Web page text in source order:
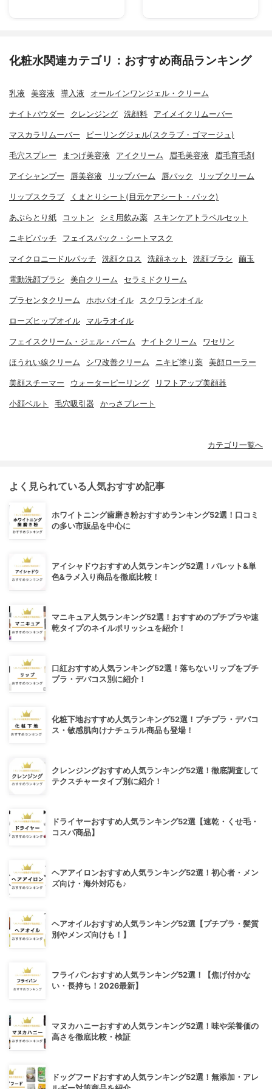
化粧水関連カテゴリ：おすすめ商品ランキング
乳液 美容液 導入液 オールインワンジェル・クリーム
ナイトパウダー クレンジング 洗顔料 アイメイクリムーバー
マスカラリムーバー ピーリングジェル(スクラブ・ゴマージュ)
毛穴スプレー まつげ美容液 アイクリーム 眉毛美容液 眉毛育毛剤
アイシャンプー 唇美容液 リップバーム 唇パック リップクリーム
リップスクラブ くまとりシート(目元ケアシート・パック)
あぶらとり紙 コットン シミ用飲み薬 スキンケアトラベルセット
ニキビパッチ フェイスパック・シートマスク
マイクロニードルパッチ 洗顔クロス 洗顔ネット 洗顔ブラシ 繭玉
電動洗顔ブラシ 美白クリーム セラミドクリーム
プラセンタクリーム ホホバオイル スクワランオイル
ローズヒップオイル マルラオイル
フェイスクリーム・ジェル・バーム ナイトクリーム ワセリン
ほうれい線クリーム シワ改善クリーム ニキビ塗り薬 美顔ローラー
美顔スチーマー ウォーターピーリング リフトアップ美顔器
小顔ベルト 毛穴吸引器 かっさプレート
カテゴリ一覧へ
よく見られている人気おすすめ記事
ホワイトニング歯磨き粉おすすめランキング52選！口コミ
の多い市販品を中心に
アイシャドウおすすめ人気ランキング52選！パレット&単
色&ラメ入り商品を徹底比較！
マニキュア人気ランキング52選！おすすめのプチプラや速
乾タイプのネイルポリッシュを紹介！
口紅おすすめ人気ランキング52選！落ちないリップをプチ
プラ・デパコス別に紹介！
化粧下地おすすめ人気ランキング52選！プチプラ・デパコ
ス・敏感肌向けナチュラル商品も登場！
クレンジングおすすめ人気ランキング52選！徹底調査して
テクスチャータイプ別に紹介！
ドライヤーおすすめ人気ランキング52選【速乾・くせ毛・
コスパ商品】
ヘアアイロンおすすめ人気ランキング52選！初心者・メン
ズ向け・海外対応も♪
ヘアオイルおすすめ人気ランキング52選【プチプラ・髪質
別やメンズ向けも！】
フライパンおすすめ人気ランキング52選！【焦げ付かな
い・長持ち！2026最新】
マヌカハニーおすすめ人気ランキング52選！味や栄養価の
高さを徹底比較・検証
ドッグフードおすすめ人気ランキング52選！無添加・アレ